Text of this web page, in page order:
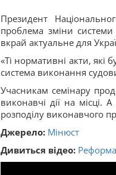
Президент
проблема зміни
вкрай актуальне для
«Ті нормативні акти, які
система виконання
Учасникам семінару
виконавчі дії на місці.
розподілу виконавчого
Джерело: Мінюст
Дивиться відео: